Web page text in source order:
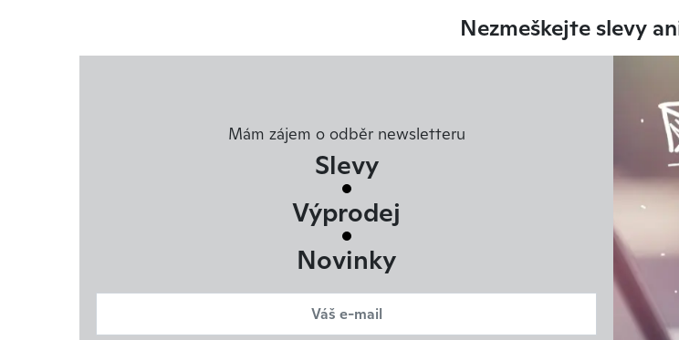
Nezmeškejte slevy
Mám zájem o odběr newsletteru
Slevy
Výprodej
Novinky